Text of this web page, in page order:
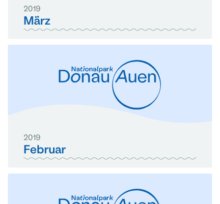
2019
März
2019
Februar